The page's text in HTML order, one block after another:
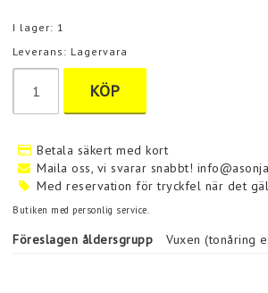
I lager: 1
Leverans: Lagervara
KÖP
Betala säkert med kort
Maila oss, vi svarar snabbt!
Med reservation för tryckfel när det
Butiken med personlig service.
Föreslagen åldersgrupp Vuxen (tonåring